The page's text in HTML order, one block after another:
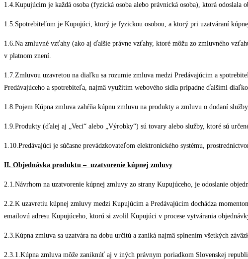
1.4.Kupujúcim je každá osoba (fyzická osoba alebo právnická osoba), ktorá
1.5.Spotrebiteľom je Kupujúci, ktorý je fyzickou osobou, a ktorý pri uzatváraní
1.6.Na zmluvné vzťahy (ako aj ďalšie právne vzťahy, ktoré môžu zo zmluvného
v platnom znení.
1.7.Zmluvou uzavretou na diaľku sa rozumie zmluva medzi Predávajúcim a
Predávajúceho a spotrebiteľa, najmä využitím webového sídla prípadne ďalšími
1.8.Pojem Kúpna zmluva zahŕňa kúpnu zmluvu na produkty a zmluvu o dodaní
1.9.Produkty (ďalej aj „Veci“ alebo „Výrobky“) sú tovary alebo služby, ktoré sú
1.10.Predávajúci je súčasne prevádzkovateľom elektronického systému,
II. Objednávka produktu – uzatvorenie kúpnej zmluvy
2.1.Návrhom na uzatvorenie kúpnej zmluvy zo strany Kupujúceho, je odoslanie
2.2.K uzavretiu kúpnej zmluvy medzi Kupujúcim a Predávajúcim dochádza
emailovú adresu Kupujúceho, ktorú si zvolil Kupujúci v procese vytvárania
2.3.Kúpna zmluva sa uzatvára na dobu určitú a zaniká najmä splnením všetkých
2.3.1.Kúpna zmluva môže zaniknúť aj v iných právnym poriadkom Slovenskej